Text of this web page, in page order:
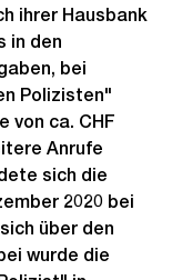
ihrer Hausbank
in den
bei
Polizisten"
von ca. CHF
Anrufe
sich die
2020 bei
über den
wurde die